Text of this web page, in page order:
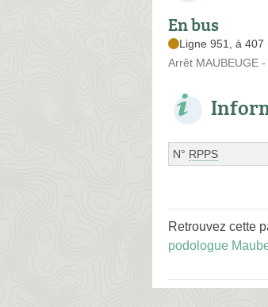
En bus
Ligne 951, à 407
Arrêt MAUBEUGE
N° RPPS
Retrouvez cette
podologue